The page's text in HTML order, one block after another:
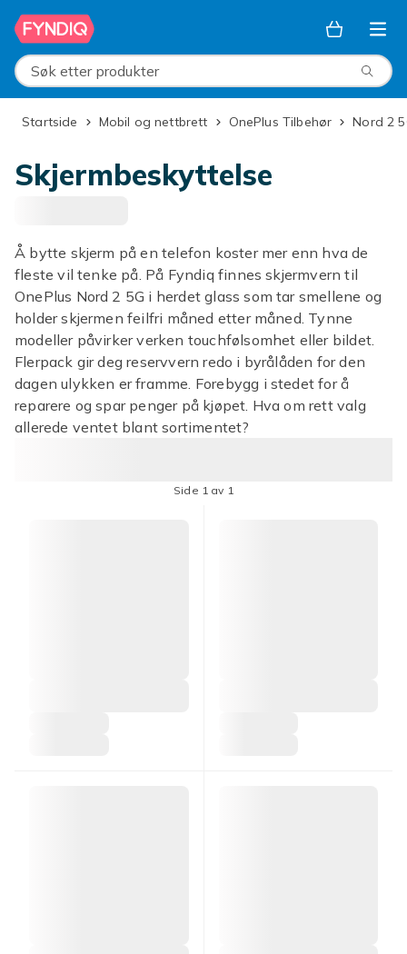
Hopp til hovedinnhold
Søk etter produkter
Startside Mobil og nettbrett OnePlus Tilbehør Nord 2
Skjermbeskyttelse
Å bytte skjerm på en telefon koster mer enn hva de
fleste vil tenke på. På Fyndiq finnes skjermvern til
OnePlus Nord 2 5G i herdet glass som tar smellene og
holder skjermen feilfri måned etter måned. Tynne
modeller påvirker verken touchfølsomhet eller bildet.
Flerpack gir deg reservvern redo i byrålåden for den
dagen ulykken er framme. Forebygg i stedet for å
reparere og spar penger på kjøpet. Hva om rett valg
allerede ventet blant sortimentet?
Side 1 av 1